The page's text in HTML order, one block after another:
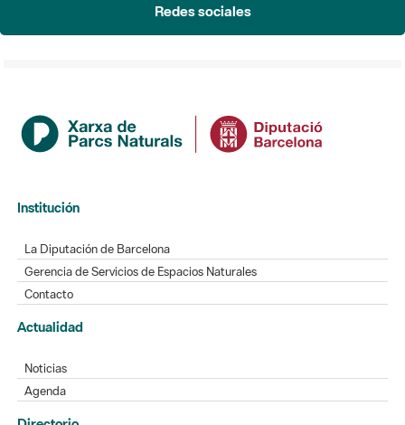
Redes sociales
Institución
La Diputación de Barcelona
Gerencia de Servicios de Espacios Naturales
Contacto
Actualidad
Noticias
Agenda